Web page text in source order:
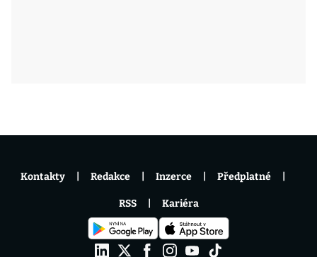
Kontakty Redakce Inzerce Předplatné
RSS Kariéra